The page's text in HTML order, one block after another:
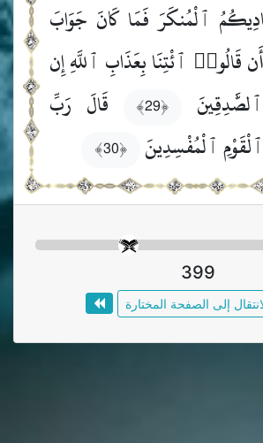
ٱلْمُنكَرَ فَمَا كَانَ جَوَابَ
قَالُوا۟ ٱئْتِنَا بِعَذَابِ ٱللَّهِ إِن
﴿29﴾
قَالَ رَبِّ
ٱلْمُفْسِدِينَ
﴿30﴾
399
إلى الصفحة المختارة